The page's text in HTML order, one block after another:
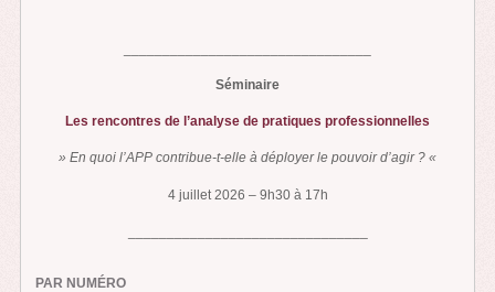
Séminaire
Les rencontres de l’analyse de pratiques professionnelles
» En quoi l’APP contribue-t-elle à déployer le pouvoir d’agir ? «
4 juillet 2026 – 9h30 à 17h
PAR NUMÉRO